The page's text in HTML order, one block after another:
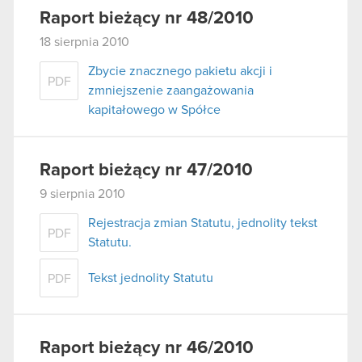
używanie plików cookie.
Raport bieżący nr 48/2010
18 sierpnia 2010
PDF
Zbycie znacznego pakietu akcji i
zmniejszenie zaangażowania
kapitałowego w Spółce
Raport bieżący nr 47/2010
9 sierpnia 2010
PDF
Rejestracja zmian Statutu, jednolity tekst
Statutu.
PDF Tekst jednolity Statutu
Raport bieżący nr 46/2010